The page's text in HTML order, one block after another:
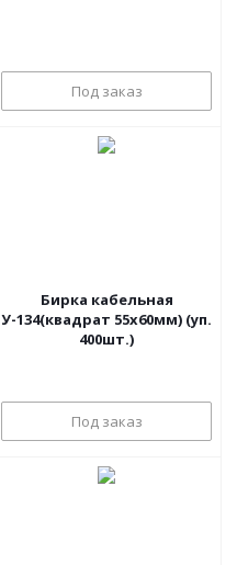
Под заказ
Бирка кабельная
У-134(квадрат 55х60мм) (уп.
400шт.)
Под заказ